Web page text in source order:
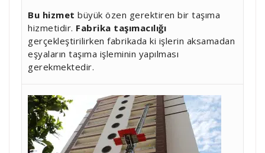
Bu hizmet büyük özen gerektiren bir taşıma
hizmetidir. Fabrika taşımacılığı
gerçekleştirilirken fabrikada ki işlerin aksamadan
eşyaların taşıma işleminin yapılması
gerekmektedir.